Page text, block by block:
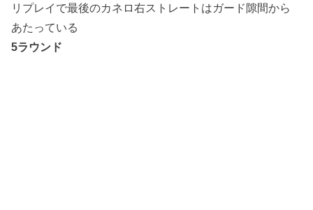
リプレイで最後のカネロ右ストレートはガード隙間から
あたっている
5ラウンド